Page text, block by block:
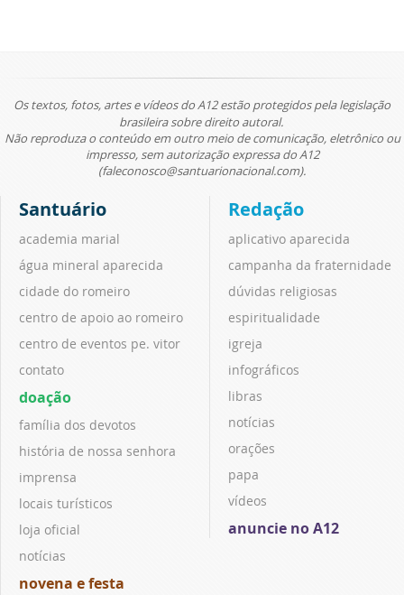
Os textos, fotos, artes e vídeos do A12 estão protegidos pela legislação
brasileira sobre direito autoral.
Não reproduza o conteúdo em outro meio de comunicação, eletrônico ou
impresso, sem autorização expressa do A12
(faleconosco@santuarionacional.com).
Santuário
academia marial
água mineral aparecida
cidade do romeiro
centro de apoio ao romeiro
centro de eventos pe. vitor
contato
doação
família dos devotos
história de nossa senhora
imprensa
locais turísticos
loja oficial
notícias
novena e festa
Redação
aplicativo aparecida
campanha da fraternidade
dúvidas religiosas
espiritualidade
igreja
infográficos
libras
notícias
orações
papa
vídeos
anuncie no A12